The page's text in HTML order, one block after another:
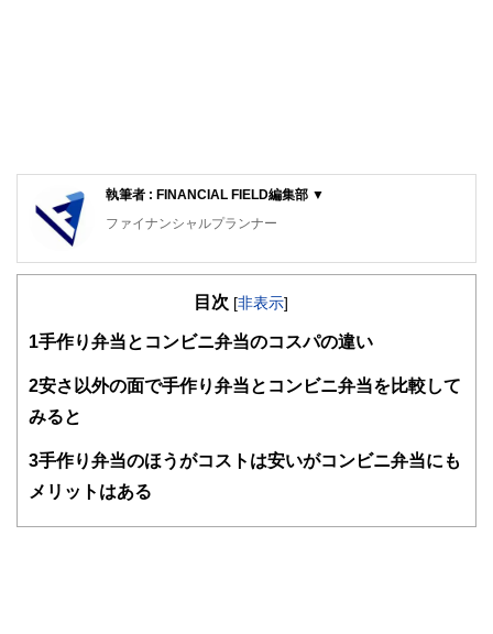
執筆者 : FINANCIAL FIELD編集部 ▼
ファイナンシャルプランナー
FinancialField編集部は、金融、経済に関する記事を、日々
知識がない方でも理解できるようわかりやすく発信していま
得者を中心に「お金や暮らし」に関する書籍・雑誌の編集経
験者で構成され、企画立案から記事掲載まですべての工程に
FinancialFieldの特徴は、ファイナンシャルプランナー、弁
ドバイザー、DCプランナー、公認会計士、社会保険労務
目次 [非表示]
1 手作り弁当とコンビニ弁当のコスパの違い
2安さ以外の面で手作り弁当とコンビニ弁当を比較して
みると
3手作り弁当のほうがコストは安いがコンビニ弁当にも
メリットはある